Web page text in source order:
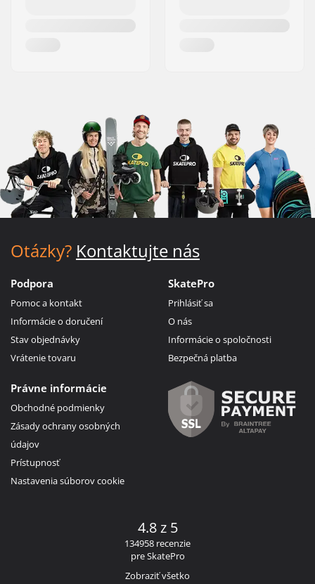
Otázky? Kontaktujte nás
Podpora
Pomoc a kontakt
Informácie o doručení
Stav objednávky
Vrátenie tovaru
SkatePro
Prihlásiť sa
O nás
Informácie o spoločnosti
Bezpečná platba
Právne informácie
Obchodné podmienky
Zásady ochrany osobných
údajov
Prístupnosť
Nastavenia súborov cookie
4.8 z 5
134958 recenzie
pre SkatePro
Zobraziť všetko